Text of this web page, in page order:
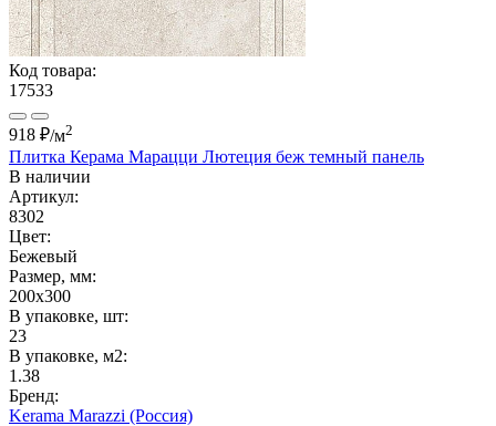
Код товара:
17533
918 ₽/м2
Плитка Керама Марацци Лютеция беж темный панель
В наличии
Артикул:
8302
Цвет:
Бежевый
Размер, мм:
200x300
В упаковке, шт:
23
В упаковке, м2:
1.38
Бренд:
Kerama Marazzi (Россия)